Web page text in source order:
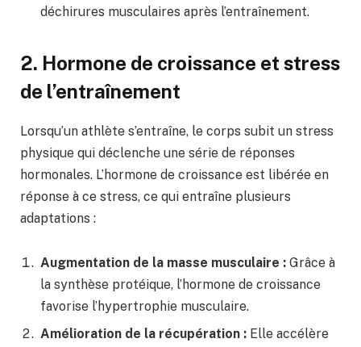
déchirures musculaires après l’entraînement.
2. Hormone de croissance et stress
de l’entraînement
Lorsqu’un athlète s’entraîne, le corps subit un stress
physique qui déclenche une série de réponses
hormonales. L’hormone de croissance est libérée en
réponse à ce stress, ce qui entraîne plusieurs
adaptations :
Augmentation de la masse musculaire : Grâce à
la synthèse protéique, l’hormone de croissance
favorise l’hypertrophie musculaire.
Amélioration de la récupération : Elle accélère